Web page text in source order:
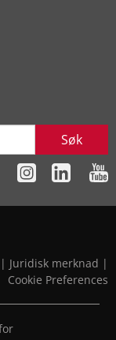
Søk
| Juridisk merknad |
Cookie Preferences